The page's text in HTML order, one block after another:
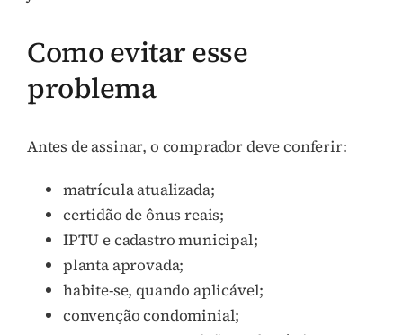
Como evitar esse
problema
Antes de assinar, o comprador deve conferir:
matrícula atualizada;
certidão de ônus reais;
IPTU e cadastro municipal;
planta aprovada;
habite-se, quando aplicável;
convenção condominial;